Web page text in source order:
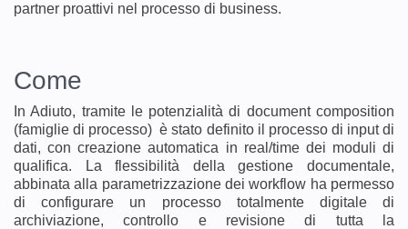
partner proattivi nel processo di business.
Come
In Adiuto, tramite le potenzialità di document composition
(famiglie di processo) è stato definito il processo di input di
dati, con creazione automatica in real/time dei moduli di
qualifica. La flessibilità della gestione documentale,
abbinata alla parametrizzazione dei workflow ha permesso
di configurare un processo totalmente digitale di
archiviazione, controllo e revisione di tutta la